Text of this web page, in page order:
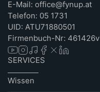
E-Mail: office@fynup.at
Telefon: 05 1731
UID: ATU71880501
Firmenbuch-Nr: 461426v
SERVICES
Wissen